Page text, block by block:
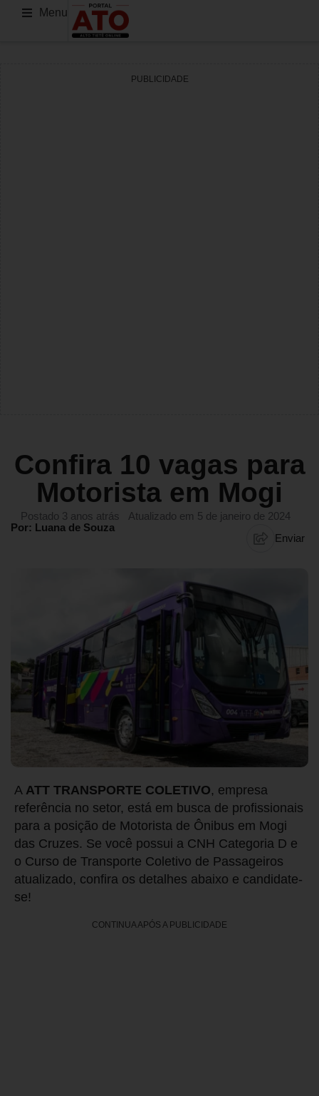
Menu
PUBLICIDADE
Confira 10 vagas para
Motorista em Mogi
Postado 3 anos atrás
Atualizado em 5 de janeiro de 2024
Por: Luana de Souza
Enviar
A ATT TRANSPORTE COLETIVO, empresa
referência no setor, está em busca de profissionais
para a posição de Motorista de Ônibus em Mogi
das Cruzes. Se você possui a CNH Categoria D e
o Curso de Transporte Coletivo de Passageiros
atualizado, confira os detalhes abaixo e candidate-
se!
CONTINUA APÓS A PUBLICIDADE